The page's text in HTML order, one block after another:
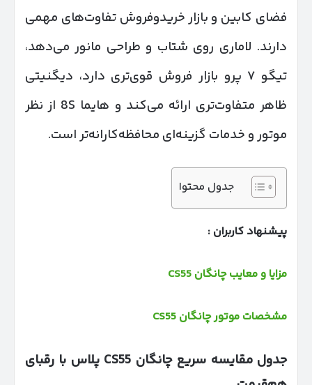
فضای کابین و بازار خریدوفروش تفاوت‌های مهمی
دارند. لاماری روی شتاب و طراحی مانور می‌دهد،
تیگو ۷ پرو بازار فروش قوی‌تری دارد، دیگنیتی
ظاهر متفاوت‌تری ارائه می‌کند و هایما 8S از نظر
موتور و خدمات گزینه‌ای محافظه‌کارانه‌تر است.
جدول محتوا
پیشنهاد کاربران :
مزایا و معایب چانگان CS55
مشخصات موتور چانگان CS55
جدول مقایسه سریع چانگان
پلاس با رقبای